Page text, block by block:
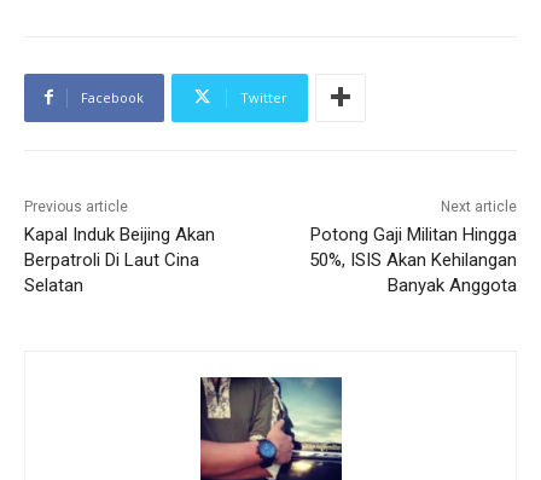
Facebook Twitter
Previous article
Kapal Induk Beijing Akan
Berpatroli Di Laut Cina
Selatan
Next article
Potong Gaji Militan Hingga
50%, ISIS Akan Kehilangan
Banyak Anggota